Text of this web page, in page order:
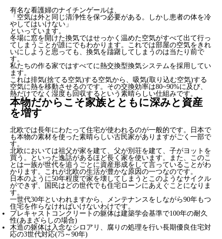
有名な看護婦のナイチンゲールは、
「空気は外と同じ清浄性を保つ必要がある。しかし患者の体を冷
やしてはいけない」
といっています。
冬場に窓を開けた換気ではせっかく温めた空気がすべて出て行っ
てしまうことが誰にでもわかります。これでは部屋の空気をきれ
いにしようと思っても、換気を躊躇してしまうのは当たり前で
す。
私たちの作る家ではすべてに熱交換型換気システムを採用してい
ます。
これは排気(捨てる空気)する空気から、吸気(取り込む空気)する
空気に熱を移動させるのです。その交換効率は80~90%に及び、
熱だけでなく湿度も回収するという素晴らしい仕組みです。
本物だからこそ家族とともに深みと資産
を増す
北欧では長年にわたって住宅が使われるのが一般的です。日本で
も本物の素材を使った素晴らしい古民家がありますがごく一部で
す。
北欧においては祖父が家を建て、父が別荘を建て、子がヨットを
買う。といった逸話があるほど長く家を使います。また、このこ
とは一族が世代を追うごとに資産形成をして言っていることがわ
かります。これが北欧の生活が豊かな原因の一つなのです。
日本のように50年程度で家を壊してしまうとこのようなサイクル
ができず、国民はどの世代でも住宅ローンにあえぐことになりま
す。
一世代30年といわれますから、メンテナンスをしながら90年もつ
住宅を作らなければいけないわけです。
プレキャストコンクリートの躯体は建築学会基準で100年の耐久
性(あまざらしの場合)
木造の躯体は入念なシロアリ、腐りの処理を行い長期優良住宅対
応の3世代対応(75～90年)